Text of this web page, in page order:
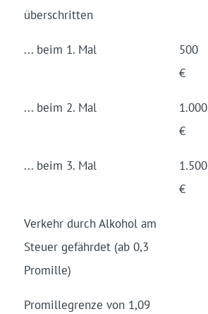
über­schrit­ten
... beim 1. Mal
500
€
... beim 2. Mal
1.000
€
... beim 3. Mal
1.500
€
Verkehr durch Alko­hol am
Steuer gefähr­det (ab 0,3
Promil­le)
Pro­mille­grenze von 1,09